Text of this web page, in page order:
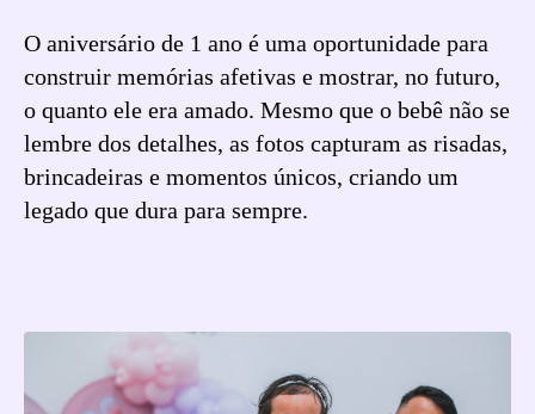
O aniversário de 1 ano é uma oportunidade para
construir memórias afetivas e mostrar, no futuro,
o quanto ele era amado. Mesmo que o bebê não se
lembre dos detalhes, as fotos capturam as risadas,
brincadeiras e momentos únicos, criando um
legado que dura para sempre.